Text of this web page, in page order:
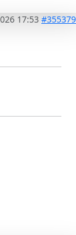
17:53 #355379